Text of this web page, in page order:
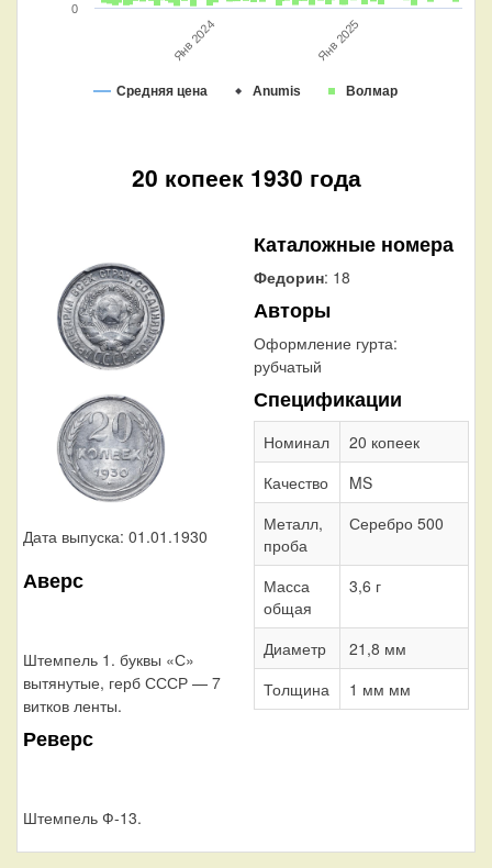
Средняя цена Anumis Волмар
Янв 2024 Янв 2025
0
20 копеек 1930 года
Дата выпуска: 01.01.1930
Аверс
Штемпель 1. буквы «С»
вытянутые, герб СССР — 7
витков ленты.
Реверс
Штемпель Ф-13.
Каталожные номера
Федорин: 18
Авторы
Оформление гурта:
рубчатый
Спецификации
Номинал
20 копеек
Качество
MS
Металл,
проба
Серебро 500
Масса
общая
3,6 г
Диаметр
21,8 мм
Толщина
1 мм мм